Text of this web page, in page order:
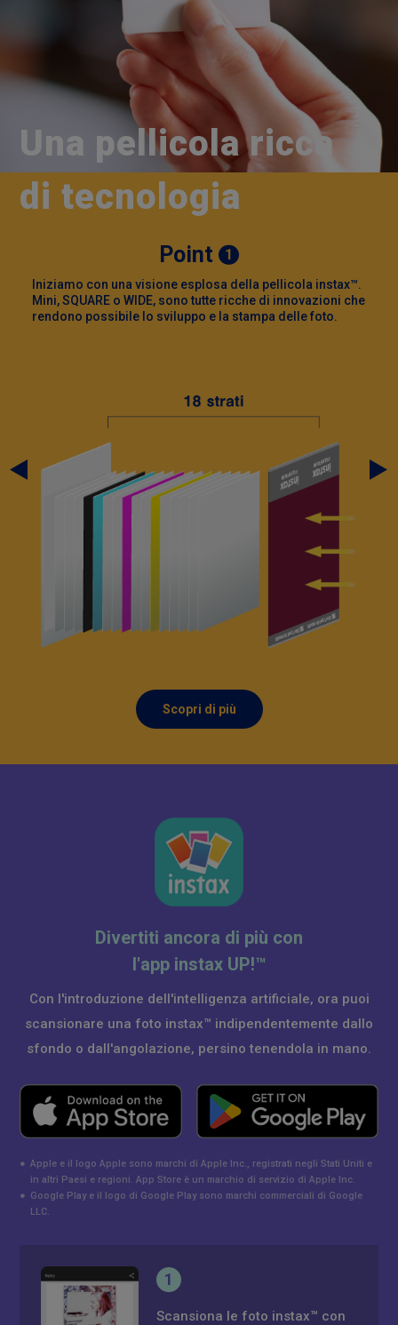
Una pellicola ricca
di tecnologia
Point 1
Iniziamo con una visione esplosa della pellicola instax™.
Mini, SQUARE o WIDE, sono tutte ricche di innovazioni che
rendono possibile lo sviluppo e la stampa delle foto.
Scopri di più
Divertiti ancora di più con
l'app instax UP!™
Con l'introduzione dell'intelligenza artificiale, ora puoi
scansionare una foto instax™ indipendentemente dallo
sfondo o dall'angolazione, persino tenendola in mano.
● Apple e il logo Apple sono marchi di Apple Inc., registrati negli Stati Uniti e
in altri Paesi e regioni. App Store è un marchio di servizio di Apple Inc.
● Google Play e il logo di Google Play sono marchi commerciali di Google
LLC.
1
Scansiona le foto instax™ con